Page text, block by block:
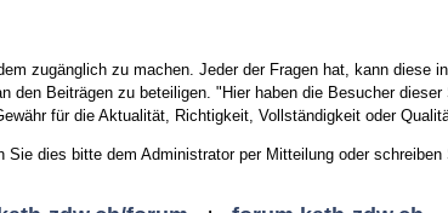
zugänglich zu machen. Jeder der Fragen hat, kann diese
Beiträgen zu beteiligen. "Hier haben die Besucher
für die Aktualität, Richtigkeit, Vollständigkeit oder
dies bitte dem Administrator per Mitteilung oder schreiben